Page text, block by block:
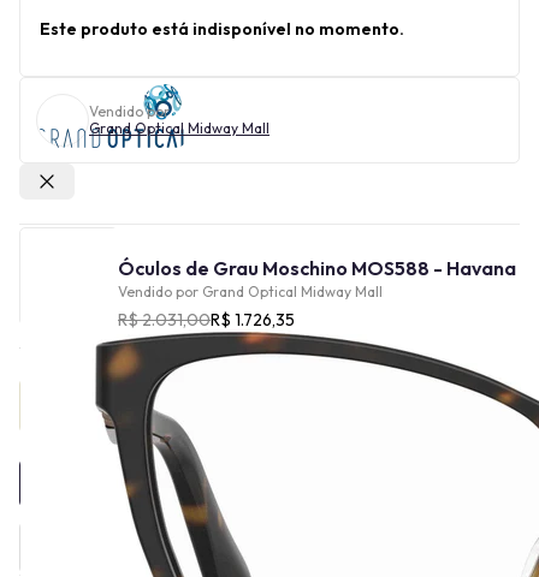
Este produto está indisponível no momento.
Vendido por
Grand Optical Midway Mall
Óculos de Grau Moschino MOS588 - Havana
Vendido por Grand Optical Midway Mall
R$ 2.031,00R$ 1.726,35
Provador Virtual
INDISPONÍVEL